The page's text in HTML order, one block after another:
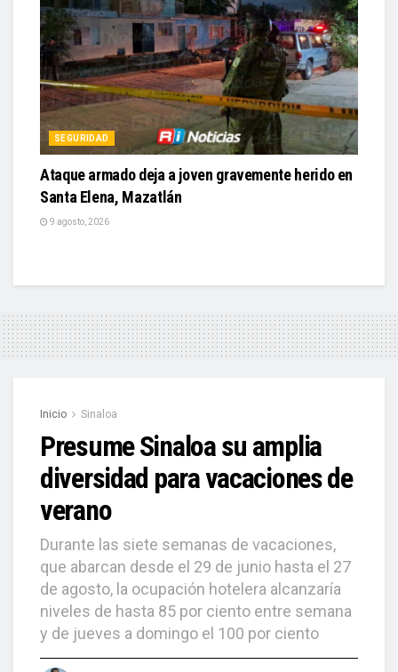
SEGURIDAD
Ataque armado deja a joven gravemente herido en
Santa Elena, Mazatlán
9 agosto, 2026
Inicio Sinaloa
Presume Sinaloa su amplia
diversidad para vacaciones de
verano
Durante las siete semanas de vacaciones,
que abarcan desde el 29 de junio hasta el 27
de agosto, la ocupación hotelera alcanzaría
niveles de hasta 85 por ciento entre semana
y de jueves a domingo el 100 por ciento